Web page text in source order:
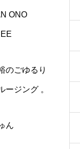
ONO
のごゆるり
ージング 。
ん